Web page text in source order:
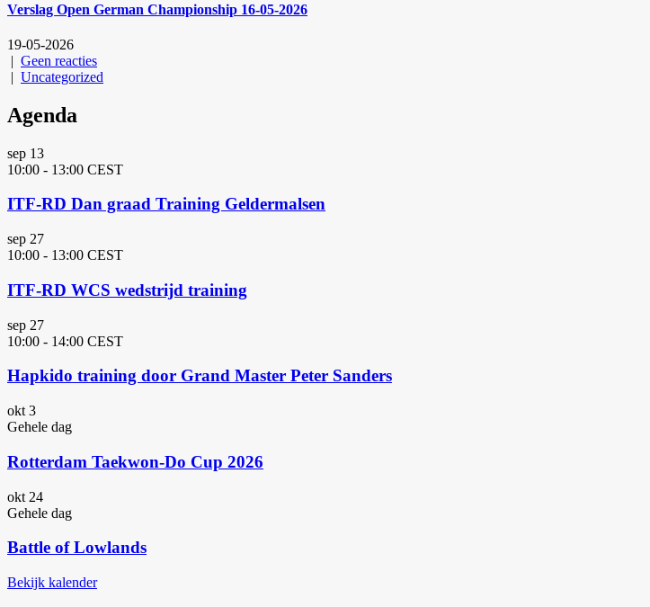
Verslag Open German Championship 16-05-2026
19-05-2026
| Geen reacties
| Uncategorized
Agenda
sep 13
10:00 - 13:00 CEST
ITF-RD Dan graad Training Geldermalsen
sep 27
10:00 - 13:00 CEST
ITF-RD WCS wedstrijd training
sep 27
10:00 - 14:00 CEST
Hapkido training door Grand Master Peter Sanders
okt 3
Gehele dag
Rotterdam Taekwon-Do Cup 2026
okt 24
Gehele dag
Battle of Lowlands
Bekijk kalender